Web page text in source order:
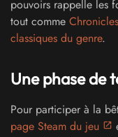
pouvoirs rappelle les
tout comme
classiques du genre.
Une phase de
Pour participer à la
page Steam du jeu